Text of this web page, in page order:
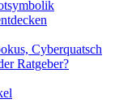
Cyberquatsch
Ratgeber?